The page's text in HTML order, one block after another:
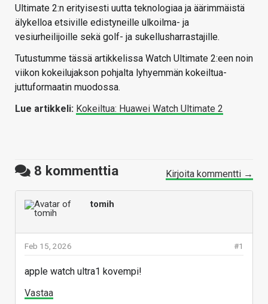
Ultimate 2:n erityisesti uutta teknologiaa ja äärimmäistä
älykelloa etsiville edistyneille ulkoilma- ja
vesiurheilijoille sekä golf- ja sukellusharrastajille.
Tutustumme tässä artikkelissa Watch Ultimate 2:een noin
viikon kokeilujakson pohjalta lyhyemmän kokeiltua-
juttuformaatin muodossa.
Lue artikkeli: Kokeiltua: Huawei Watch Ultimate 2
8 kommenttia Kirjoita kommentti →
tomih
#1
Feb 15, 2026
apple watch ultra1 kovempi!
Vastaa